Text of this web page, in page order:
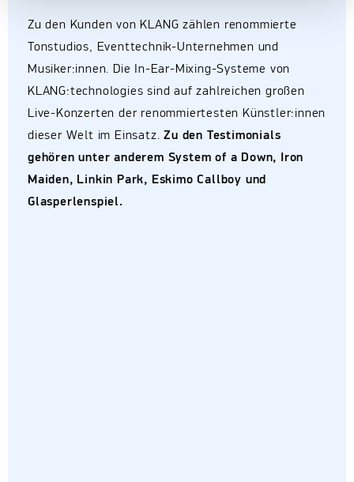
Zu den Kunden von KLANG zählen renommierte
Tonstudios, Eventtechnik-Unternehmen und
Musiker:innen. Die In-Ear-Mixing-Systeme von
KLANG:technologies sind auf zahlreichen großen
Live-Konzerten der renommiertesten Künstler:innen
dieser Welt im Einsatz.Zu den Testimonials
gehören unter anderem System of a Down, Iron
Maiden, Linkin Park, Eskimo Callboy und
Glasperlenspiel.